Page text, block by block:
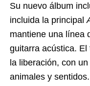
Su nuevo álbum
incluida la principal
mantiene una línea
guitarra acústica.
la liberación, con
animales y sentidos.